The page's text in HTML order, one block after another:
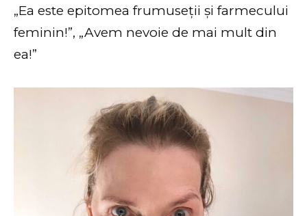
„Ea este epitomea frumuseții și farmecului
feminin!”, „Avem nevoie de mai mult din
ea!”